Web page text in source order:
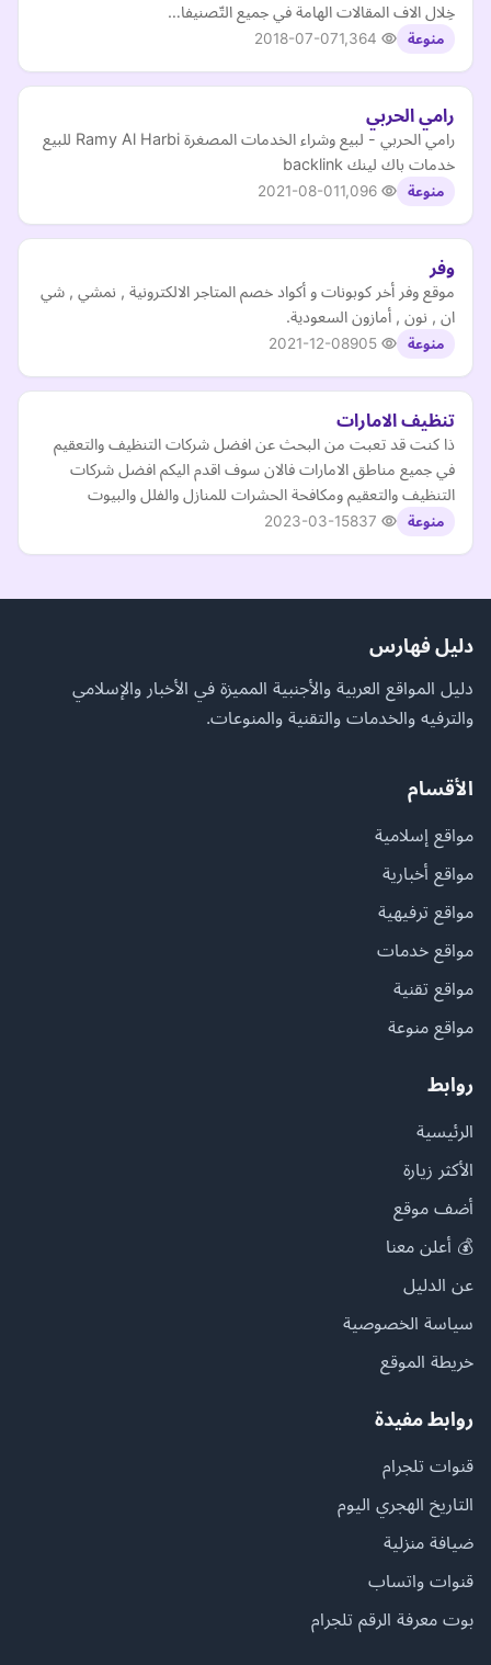
خِلال الاف المقالات الهامة في جميع التّصنيفا…
منوعة 2018-07-07
رامي الحربي
رامي الحربي - لبيع وشراء الخدمات المصغرة Ramy Al Harbi للبيع
خدمات باك لينك backlink
منوعة 2021-08-01
وفر
موقع وفر أخر كوبونات و أكواد خصم المتاجر الالكترونية , نمشي , شي
ان , نون , أمازون السعودية.
منوعة 2021-12-08
تنظيف الامارات
ذا كنت قد تعبت من البحث عن افضل شركات التنظيف والتعقيم
في جميع مناطق الامارات فالان سوف اقدم اليكم افضل شركات
التنظيف والتعقيم ومكافحة الحشرات للمنازل والفلل والبيوت
منوعة 2023-03-15
دليل فهارس
دليل المواقع العربية والأجنبية المميزة في الأخبار والإسلامي
والترفيه والخدمات والتقنية والمنوعات.
الأقسام
مواقع إسلامية
مواقع أخبارية
مواقع ترفيهية
مواقع خدمات
مواقع تقنية
مواقع منوعة
روابط
الرئيسية
الأكثر زيارة
أضف موقع
💰 أعلن معنا
عن الدليل
سياسة الخصوصية
خريطة الموقع
روابط مفيدة
قنوات تلجرام
التاريخ الهجري اليوم
ضيافة منزلية
قنوات واتساب
بوت معرفة الرقم تلجرام